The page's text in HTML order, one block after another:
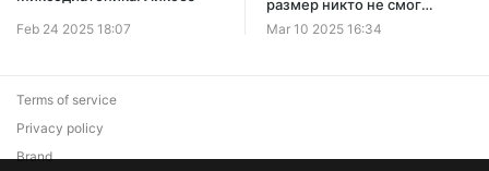
Feb 24 2025 18:07
размер никто не смог
посчитать. Как записывать
сложные размер?
Mar 10 2025 16:34
Terms of service
Privacy policy
Brand